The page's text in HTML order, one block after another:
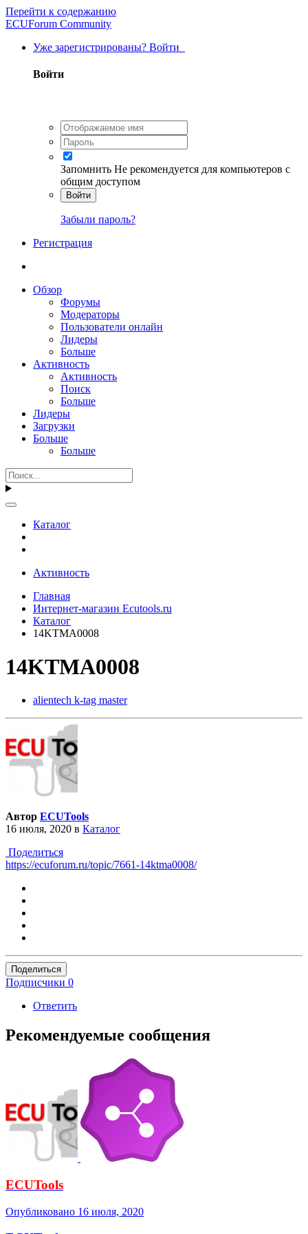
Перейти к содержанию
ECUForum Community
Уже зарегистрированы? Войти
Войти
Запомнить Не рекомендуется для компьютеров с
общим доступом
Войти
Забыли пароль?
Регистрация
Обзор
Форумы
Модераторы
Пользователи онлайн
Лидеры
Больше
Активность
Активность
Поиск
Больше
Лидеры
Загрузки
Больше
Больше
Каталог
Активность
Главная
Интернет-магазин Ecutools.ru
Каталог
14KTMA0008
14KTMA0008
alientech k-tag master
Автор ECUTools
16 июля, 2020 в Каталог
Поделиться
https://ecuforum.ru/topic/7661-14ktma0008/
Поделиться
Подписчики 0
Ответить
Рекомендуемые сообщения
ECUTools
Опубликовано 16 июля, 2020